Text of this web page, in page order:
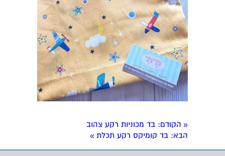
« הקודם: בד מכוניות רקע צהוב
הבא: בד קומיקס רקע תכלת »